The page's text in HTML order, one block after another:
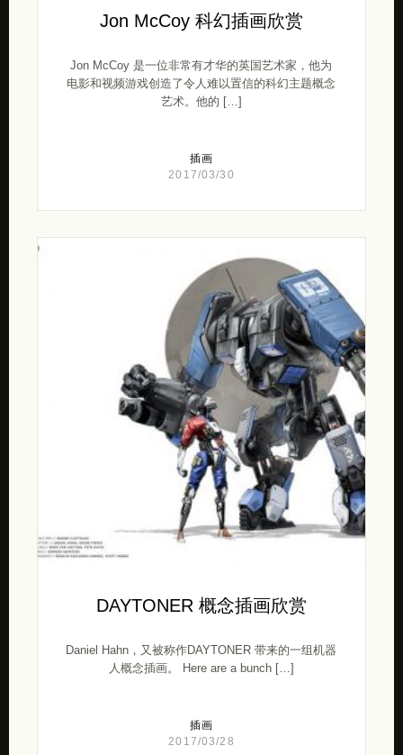
Jon McCoy 科幻插画欣赏
Jon McCoy 是一位非常有才华的英国艺术家，他为
电影和视频游戏创造了令人难以置信的科幻主题概念
艺术。他的 […]
插画
2017/03/30
DAYTONER 概念插画欣赏
Daniel Hahn，又被称作DAYTONER 带来的一组机器
人概念插画。 Here are a bunch […]
插画
2017/03/28